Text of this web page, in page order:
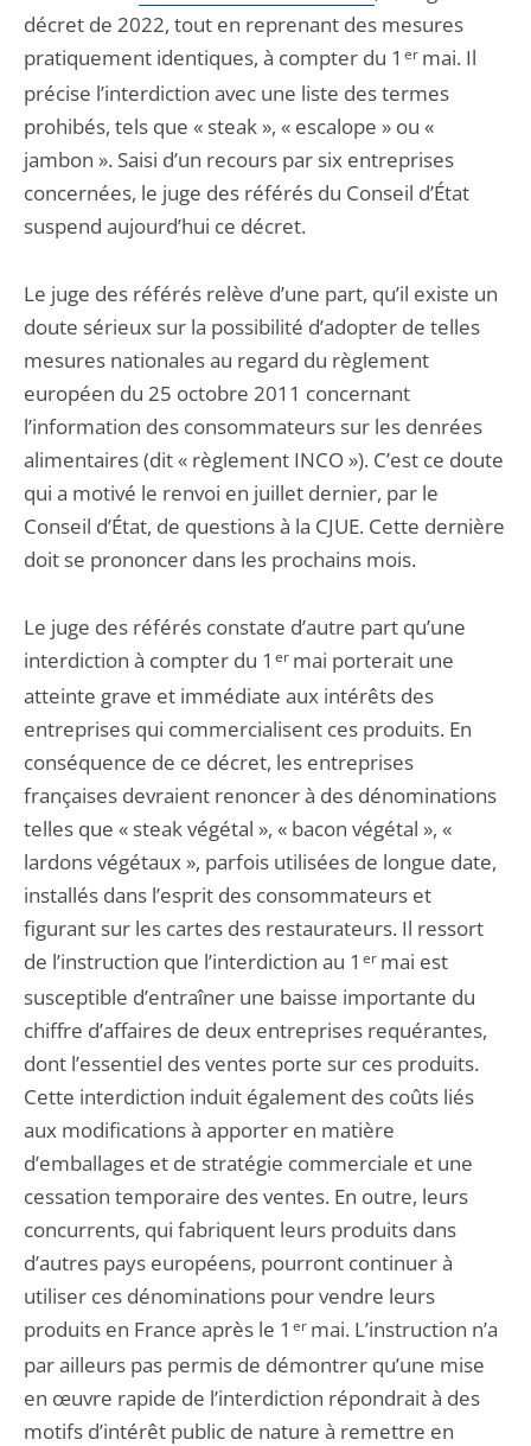
décret de 2022, tout en reprenant des mesures
pratiquement identiques, à compter du 1 ermai. Il
précise l’interdiction avec une liste des termes
prohibés, tels que « steak », « escalope » ou «
jambon ». Saisi d’un recours par six entreprises
concernées, le juge des référés du Conseil d’État
suspend aujourd’hui ce décret.
Le juge des référés relève d’une part, qu’il existe un
doute sérieux sur la possibilité d’adopter de telles
mesures nationales au regard du règlement
européen du 25 octobre 2011 concernant
l’information des consommateurs sur les denrées
alimentaires (dit « règlement INCO »). C’est ce doute
qui a motivé le renvoi en juillet dernier, par le
Conseil d’État, de questions à la CJUE. Cette dernière
doit se prononcer dans les prochains mois.
Le juge des référés constate d’autre part qu’une
interdiction à compter du 1 ermai porterait une
atteinte grave et immédiate aux intérêts des
entreprises qui commercialisent ces produits. En
conséquence de ce décret, les entreprises
françaises devraient renoncer à des dénominations
telles que « steak végétal », « bacon végétal », «
lardons végétaux », parfois utilisées de longue date,
installés dans l’esprit des consommateurs et
figurant sur les cartes des restaurateurs. Il ressort
de l’instruction que l’interdiction au 1 ermai est
susceptible d’entraîner une baisse importante du
chiffre d’affaires de deux entreprises requérantes,
dont l’essentiel des ventes porte sur ces produits.
Cette interdiction induit également des coûts liés
aux modifications à apporter en matière
d’emballages et de stratégie commerciale et une
cessation temporaire des ventes. En outre, leurs
concurrents, qui fabriquent leurs produits dans
d’autres pays européens, pourront continuer à
utiliser ces dénominations pour vendre leurs
produits en France après le 1 ermai. L’instruction n’a
par ailleurs pas permis de démontrer qu’une mise
en œuvre rapide de l’interdiction répondrait à des
motifs d’intérêt public de nature à remettre en